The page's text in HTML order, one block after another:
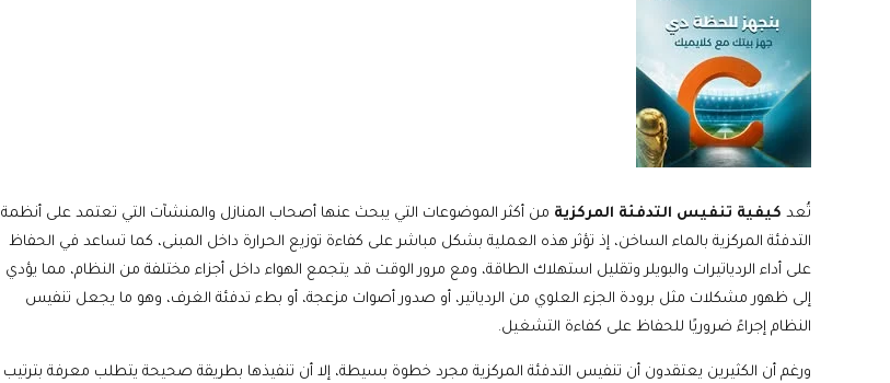
تُعد كيفية تنفيس التدفئة المركزية من أكثر الموضوعات التي يبحث عنها أصحاب المنازل والمنشآت التي تعتمد على أنظمة
التدفئة المركزية بالماء الساخن، إذ تؤثر هذه العملية بشكل مباشر على كفاءة توزيع الحرارة داخل المبنى، كما تساعد في الحفاظ
على أداء الردياتيرات والبويلر وتقليل استهلاك الطاقة، ومع مرور الوقت قد يتجمع الهواء داخل أجزاء مختلفة من النظام، مما يؤدي
إلى ظهور مشكلات مثل برودة الجزء العلوي من الردياتير، أو صدور أصوات مزعجة، أو بطء تدفئة الغرف، وهو ما يجعل تنفيس
النظام إجراءً ضروريًا للحفاظ على كفاءة التشغيل.
ورغم أن الكثيرين يعتقدون أن تنفيس التدفئة المركزية مجرد خطوة بسيطة، إلا أن تنفيذها بطريقة صحيحة يتطلب معرفة بترتيب